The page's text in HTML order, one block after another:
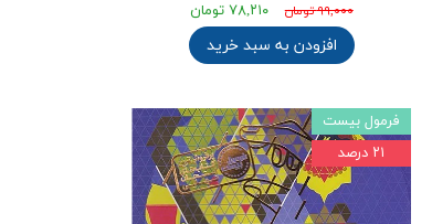
۹۹,۰۰۰ تومان ۷۸,۲۱۰ تومان
افزودن به سبد خرید
فرمول بیست
۲۱ درصد